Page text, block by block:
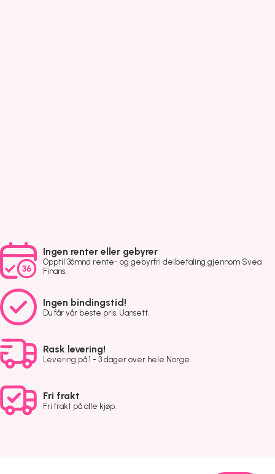
Ingen renter eller gebyrer
Opptil 36mnd rente- og gebyrfri delbetaling gjennom Svea
Finans.
Ingen bindingstid!
Du får vår beste pris. Uansett.
Rask levering!
Levering på 1 - 3 dager over hele Norge.
Fri frakt
Fri frakt på alle kjøp.